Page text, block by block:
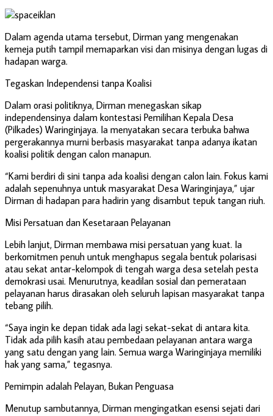
Dalam agenda utama tersebut, Dirman yang mengenakan
kemeja putih tampil memaparkan visi dan misinya dengan lugas di
hadapan warga.
Tegaskan Independensi tanpa Koalisi
Dalam orasi politiknya, Dirman menegaskan sikap
independensinya dalam kontestasi Pemilihan Kepala Desa
(Pilkades) Waringinjaya. Ia menyatakan secara terbuka bahwa
pergerakannya murni berbasis masyarakat tanpa adanya ikatan
koalisi politik dengan calon manapun.
“Kami berdiri di sini tanpa ada koalisi dengan calon lain. Fokus kami
adalah sepenuhnya untuk masyarakat Desa Waringinjaya,” ujar
Dirman di hadapan para hadirin yang disambut tepuk tangan riuh.
Misi Persatuan dan Kesetaraan Pelayanan
Lebih lanjut, Dirman membawa misi persatuan yang kuat. Ia
berkomitmen penuh untuk menghapus segala bentuk polarisasi
atau sekat antar-kelompok di tengah warga desa setelah pesta
demokrasi usai. Menurutnya, keadilan sosial dan pemerataan
pelayanan harus dirasakan oleh seluruh lapisan masyarakat tanpa
tebang pilih.
“Saya ingin ke depan tidak ada lagi sekat-sekat di antara kita.
Tidak ada pilih kasih atau pembedaan pelayanan antara warga
yang satu dengan yang lain. Semua warga Waringinjaya memiliki
hak yang sama,” tegasnya.
Pemimpin adalah Pelayan, Bukan Penguasa
Menutup sambutannya, Dirman mengingatkan esensi sejati dari